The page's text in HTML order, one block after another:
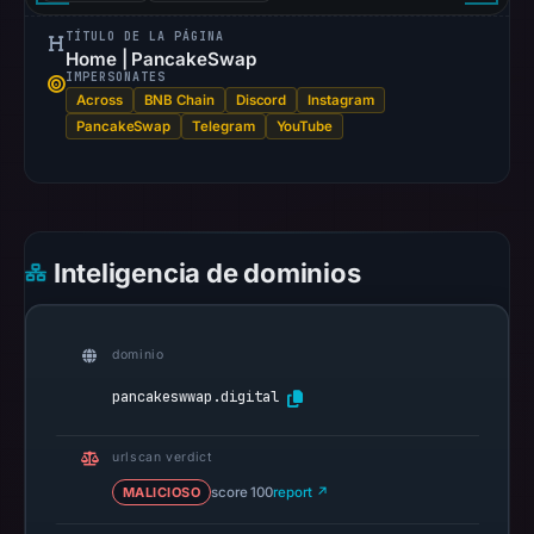
location.
This
does
not
Other
observations:
recorded
on
TÍTULO DE LA PÁGINA
Home | PancakeSwap
IMPERSONATES
Across BNB Chain Discord
Instagram
PancakeSwap
Telegram YouTube
Inteligencia de dominios
dominio
pancakeswwap.digital
urlscan verdict
MALICIOSO score 100report ↗